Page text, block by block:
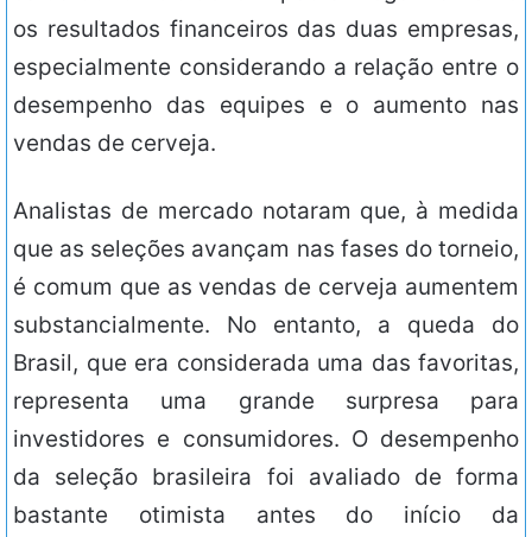
os resultados financeiros das duas empresas,
especialmente considerando a relação entre o
desempenho das equipes e o aumento nas
vendas de cerveja.
Analistas de mercado notaram que, à medida
que as seleções avançam nas fases do torneio,
é comum que as vendas de cerveja aumentem
substancialmente. No entanto, a queda do
Brasil, que era considerada uma das favoritas,
representa uma grande surpresa para
investidores e consumidores. O desempenho
da seleção brasileira foi avaliado de forma
bastante otimista antes do início da